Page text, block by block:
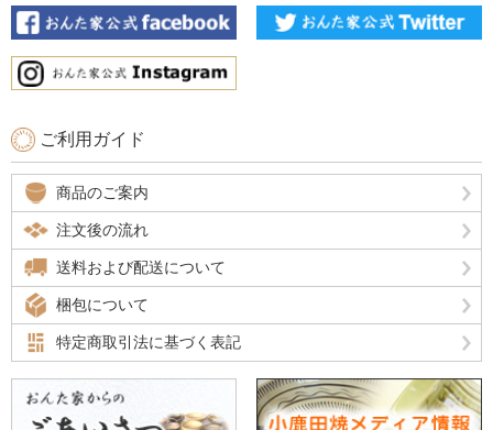
ご利用ガイド
商品のご案内
注文後の流れ
送料および配送について
梱包について
特定商取引法に基づく表記